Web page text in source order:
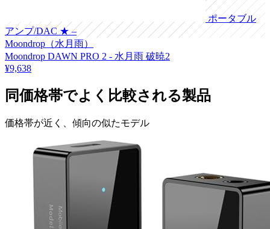
ポータブル
アンプ/DAC ★ –
Moondrop（水月雨）
Moondrop DAWN PRO 2 - 水月雨 破暁2
¥9,638
同価格帯でよく比較される製品
価格帯が近く、傾向の似たモデル